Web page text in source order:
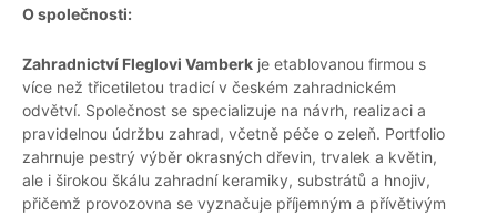
O společnosti:
Zahradnictví Fleglovi Vamberk je etablovanou firmou s
více než třicetiletou tradicí v českém zahradnickém
odvětví. Společnost se specializuje na návrh, realizaci a
pravidelnou údržbu zahrad, včetně péče o zeleň. Portfolio
zahrnuje pestrý výběr okrasných dřevin, trvalek a květin,
ale i širokou škálu zahradní keramiky, substrátů a hnojiv,
přičemž provozovna se vyznačuje příjemným a přívětivým